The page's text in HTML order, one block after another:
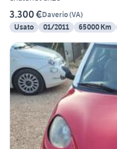
3.300 €Daverio(VA)
Usato
01/2011 65000 Km